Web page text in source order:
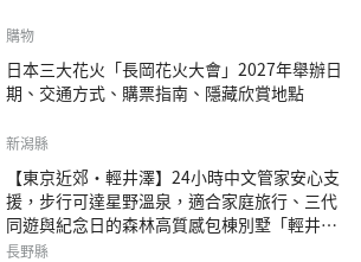
購物
日本三大花火「長岡花火大會」2027年舉辦日
期、交通方式、購票指南、隱藏欣賞地點
新潟縣
【東京近郊・輕井澤】24小時中文管家安心支
援，步行可達星野溫泉，適合家庭旅行、三代
同遊與紀念日的森林高質感包棟別墅「輕井澤
森四季VILLA」
長野縣